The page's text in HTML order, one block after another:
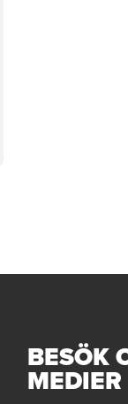
BESÖK
MEDIER